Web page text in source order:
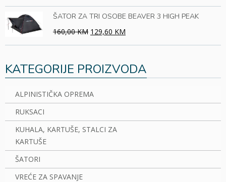
ŠATOR ZA TRI OSOBE BEAVER 3 HIGH PEAK
160,00 KM 129,60 KM
KATEGORIJE PROIZVODA
ALPINISTIČKA OPREMA
RUKSACI
KUHALA, KARTUŠE, STALCI ZA
KARTUŠE
ŠATORI
VREĆE ZA SPAVANJE